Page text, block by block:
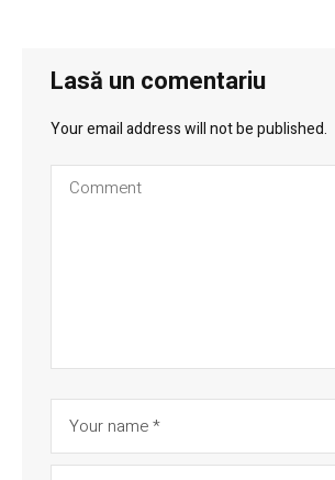
Lasă un comentariu
Your email address will not be published.